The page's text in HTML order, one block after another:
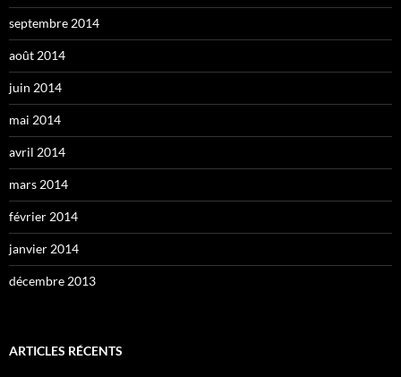
septembre 2014
août 2014
juin 2014
mai 2014
avril 2014
mars 2014
février 2014
janvier 2014
décembre 2013
ARTICLES RÉCENTS